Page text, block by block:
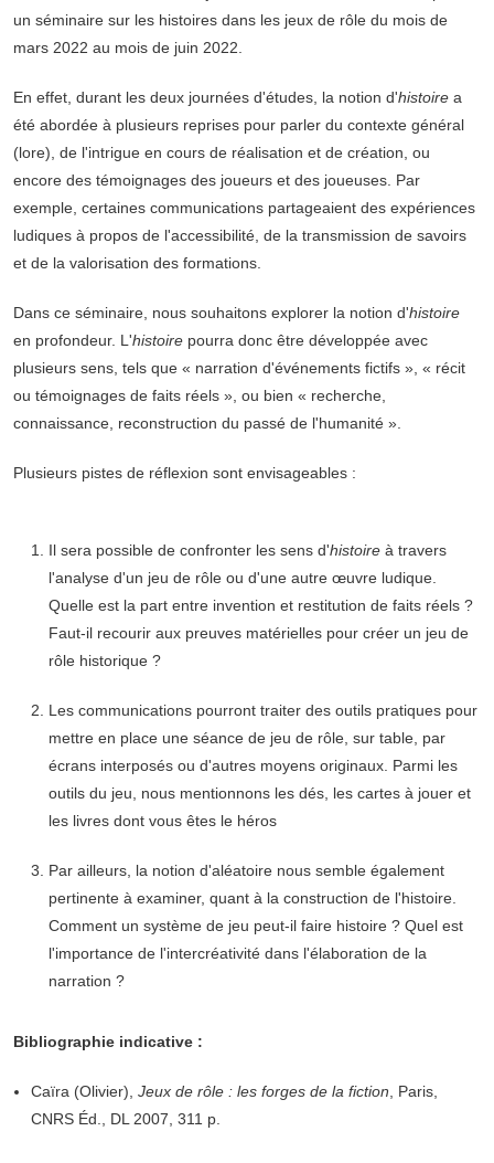
un séminaire sur les histoires dans les jeux de rôle du mois de
mars 2022 au mois de juin 2022.
En effet, durant les deux journées d'études, la notion d'histoire a
été abordée à plusieurs reprises pour parler du contexte général
(lore), de l'intrigue en cours de réalisation et de création, ou
encore des témoignages des joueurs et des joueuses. Par
exemple, certaines communications partageaient des expériences
ludiques à propos de l'accessibilité, de la transmission de savoirs
et de la valorisation des formations.
Dans ce séminaire, nous souhaitons explorer la notion d'histoire
en profondeur. L'histoire pourra donc être développée avec
plusieurs sens, tels que « narration d'événements fictifs », « récit
ou témoignages de faits réels », ou bien « recherche,
connaissance, reconstruction du passé de l'humanité ».
Plusieurs pistes de réflexion sont envisageables :
Il sera possible de confronter les sens d'histoire à travers
l'analyse d'un jeu de rôle ou d'une autre œuvre ludique.
Quelle est la part entre invention et restitution de faits réels ?
Faut-il recourir aux preuves matérielles pour créer un jeu de
rôle historique ?
Les communications pourront traiter des outils pratiques pour
mettre en place une séance de jeu de rôle, sur table, par
écrans interposés ou d'autres moyens originaux. Parmi les
outils du jeu, nous mentionnons les dés, les cartes à jouer et
les livres dont vous êtes le héros
Par ailleurs, la notion d'aléatoire nous semble également
pertinente à examiner, quant à la construction de l'histoire.
Comment un système de jeu peut-il faire histoire ? Quel est
l'importance de l'intercréativité dans l'élaboration de la
narration ?
Bibliographie indicative :
Caïra (Olivier), Jeux de rôle : les forges de la fiction, Paris,
CNRS Éd., DL 2007, 311 p.